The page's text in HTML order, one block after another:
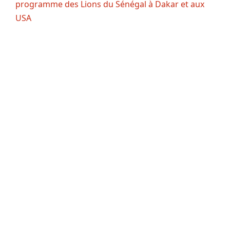
programme des Lions du Sénégal à Dakar et aux
USA